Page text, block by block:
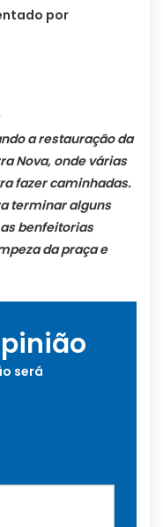
por
a restauração da
Nova, onde várias
fazer caminhadas.
terminar alguns
benfeitorias
da praça e
será